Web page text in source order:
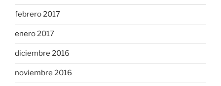
febrero 2017
enero 2017
diciembre 2016
noviembre 2016